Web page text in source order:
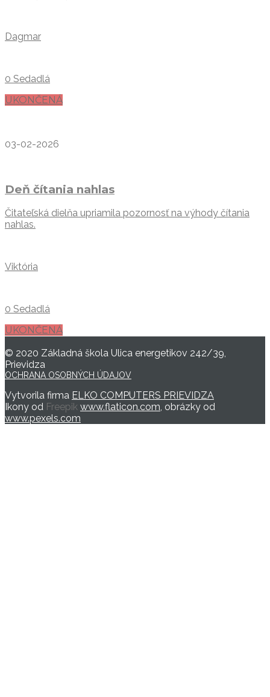
Dagmar
0 Sedadlá
UKONČENÁ
03-02-2026
Deň čítania nahlas
Čitateľská dielňa upriamila pozornosť na výhody čítania
nahlas.
Viktória
0 Sedadlá
UKONČENÁ
© 2020 Základná škola Ulica energetikov 242/39,
Prievidza
OCHRANA OSOBNÝCH ÚDAJOV
Vytvorila firma ELKO COMPUTERS PRIEVIDZA
Ikony od Freepik www.flaticon.com, obrázky od
www.pexels.com